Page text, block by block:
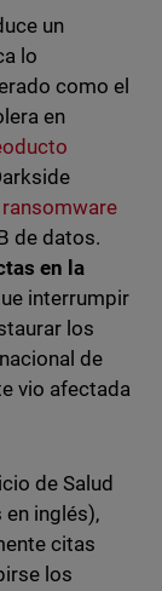
un
lo
como el
en
ransomware
de datos.
en la
interrumpir
los
de
vio afectada
de Salud
en inglés),
citas
los